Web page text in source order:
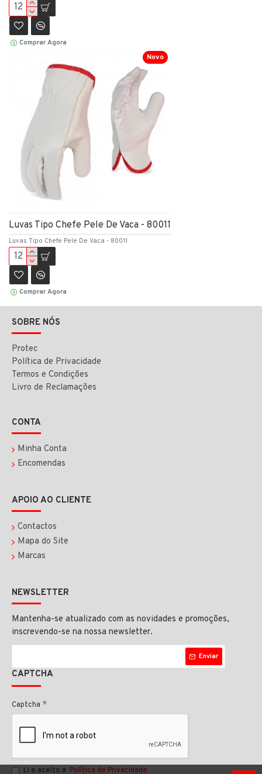
Comprar Agora
Novo
Luvas Tipo Chefe Pele De Vaca - 80011
Luvas Tipo Chefe Pele De Vaca - 80011
Comprar Agora
SOBRE NÓS
Protec
Política de Privacidade
Termos e Condições
Livro de Reclamações
CONTA
Minha Conta
Encomendas
APOIO AO CLIENTE
Contactos
Mapa do Site
Marcas
NEWSLETTER
Mantenha-se atualizado com as novidades e promoções,
inscrevendo-se na nossa newsletter.
Enviar
CAPTCHA
Captcha
Li e aceito a Política de Privacidade